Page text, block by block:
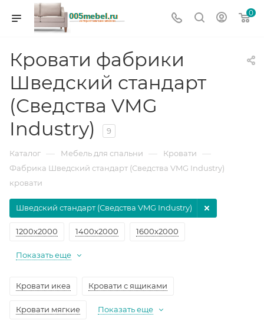
0
Кровати фабрики
Шведский стандарт
(Сведства VMG
Industry)
9
Каталог — Мебель для спальни — Кровати —
Фабрика Шведский стандарт (Сведства VMG Industry)
кровати
1200х2000 1400х2000 1600х2000
Шведский стандарт (Сведства VMG Industry)
Показать еще
Кровати икеа Кровати с ящиками
Кровати мягкие Показать еще